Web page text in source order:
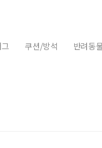
쿠션/방석 반려동